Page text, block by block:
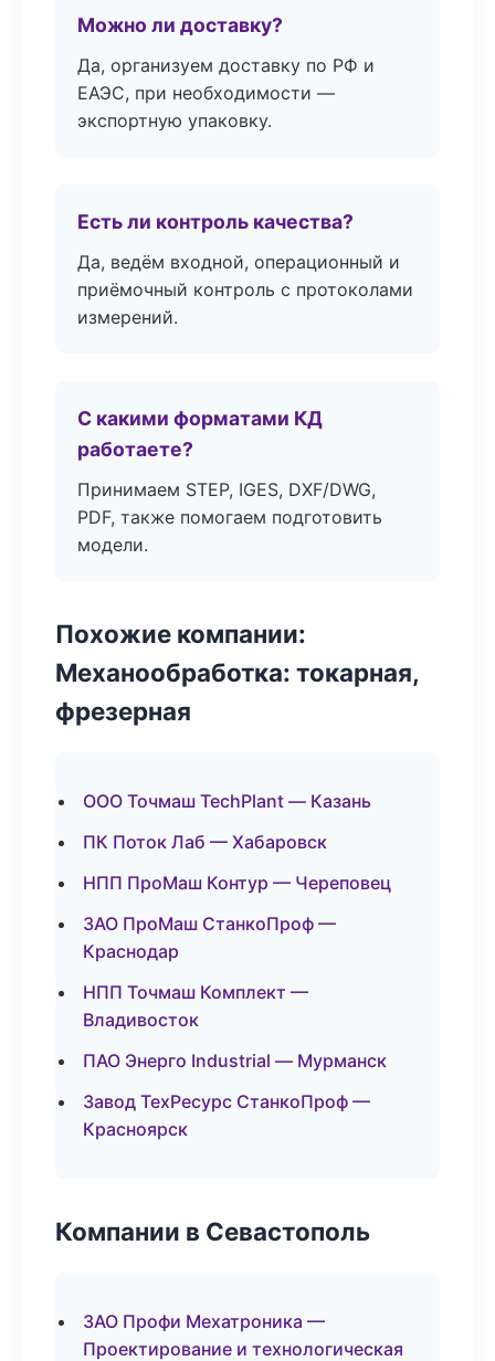
Можно ли доставку?
Да, организуем доставку по РФ и
ЕАЭС, при необходимости —
экспортную упаковку.
Есть ли контроль качества?
Да, ведём входной, операционный и
приёмочный контроль с протоколами
измерений.
С какими форматами КД
работаете?
Принимаем STEP, IGES, DXF/DWG,
PDF, также помогаем подготовить
модели.
Похожие компании:
Механообработка: токарная,
фрезерная
ООО Точмаш TechPlant — Казань
ПК Поток Лаб — Хабаровск
НПП ПроМаш Контур — Череповец
ЗАО ПроМаш СтанкоПроф —
Краснодар
НПП Точмаш Комплект —
Владивосток
ПАО Энерго Industrial — Мурманск
Завод ТехРесурс СтанкоПроф —
Красноярск
Компании в Севастополь
ЗАО Профи Мехатроника —
Проектирование и технологическая